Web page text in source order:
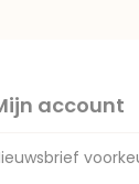
account